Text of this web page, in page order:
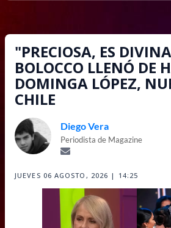
"PRECIOSA, ES
BOLOCCO LLENÓ DE
DOMINGA LÓPEZ,
CHILE
Diego Vera
Periodista de Magazine
JUEVES 06 AGOSTO, 2026 | 14:25